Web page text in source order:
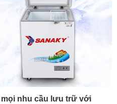
nhu cầu lưu trữ với